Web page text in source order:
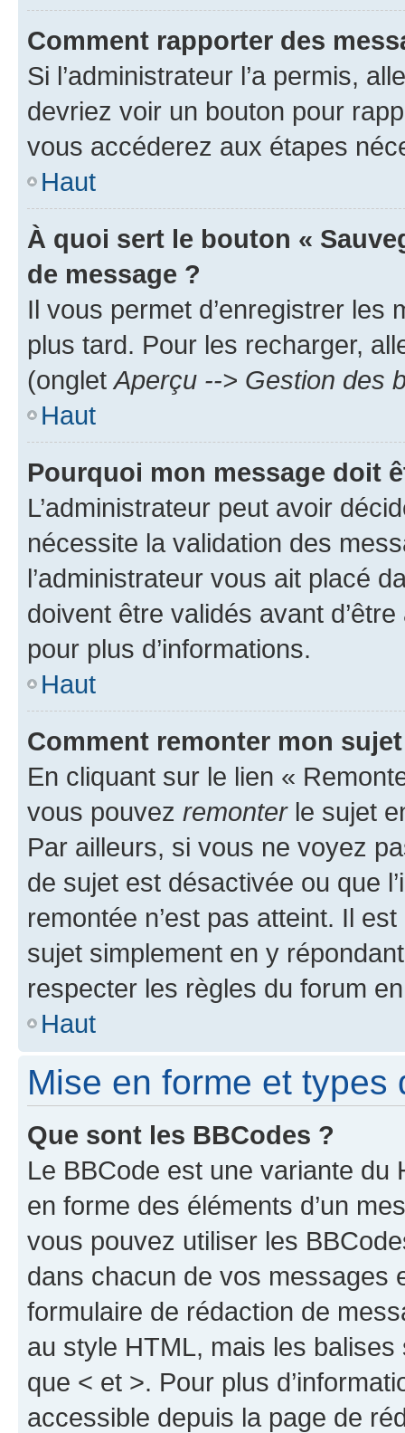
Comment rapporter des
Si l’administrateur l’a permis,
devriez voir un bouton pour
vous accéderez aux étapes
Haut
À quoi sert le bouton «
de message ?
Il vous permet d’enregistrer
plus tard. Pour les recharger,
(onglet Aperçu --> Gestion des
Haut
Pourquoi mon message doit
L’administrateur peut avoir
nécessite la validation des
l’administrateur vous ait placé
doivent être validés avant
pour plus d’informations.
Haut
Comment remonter mon
En cliquant sur le lien «
vous pouvez remonterle sujet
Par ailleurs, si vous ne voyez
de sujet est désactivée ou que
remontée n’est pas atteint. Il
sujet simplement en y
respecter les règles du forum
Haut
Mise en forme et types
Que sont les BBCodes ?
Le BBCode est une variante du
en forme des éléments d’un
vous pouvez utiliser les
dans chacun de vos messages
formulaire de rédaction de
au style HTML, mais les
que < et >. Pour plus
accessible depuis la page de